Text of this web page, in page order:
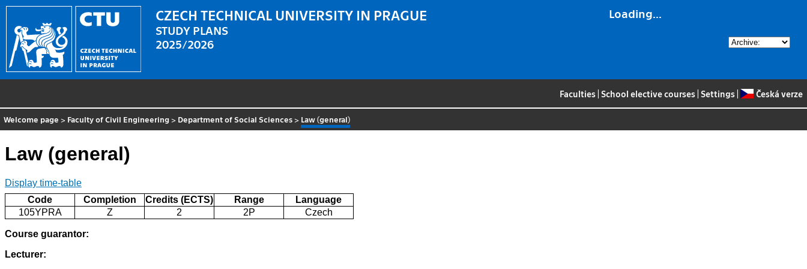
Loading...
CZECH TECHNICAL UNIVERSITY IN PRAGUE
STUDY PLANS
2025/2026
Faculties School elective courses Settings Česká verze
Welcome page > Faculty of Civil Engineering > Department of Social Sciences > Law (general)
Law (general)
Display time-table
Code
Completion Credits (ECTS) Range
Language
105YPRA
Z 2 2P Czech
Course guarantor:
Lecturer: